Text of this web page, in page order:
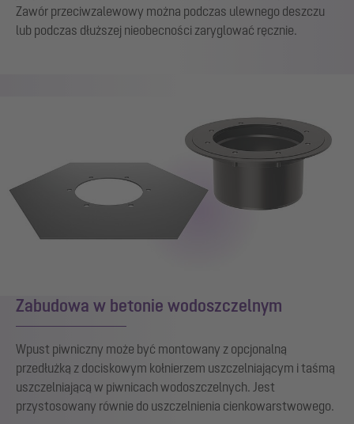
Zawór przeciwzalewowy można podczas ulewnego deszczu
lub podczas dłuższej nieobecności zaryglować ręcznie.
Zabudowa w betonie wodoszczelnym
Wpust piwniczny może być montowany z opcjonalną
przedłużką z dociskowym kołnierzem uszczelniającym i taśmą
uszczelniającą w piwnicach wodoszczelnych. Jest
przystosowany równie do uszczelnienia cienkowarstwowego.